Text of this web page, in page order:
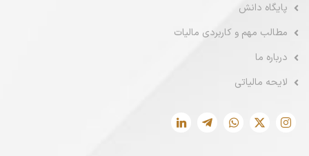
پایگاه دانش
مطالب مهم و کاربردی مالیات
درباره ما
لایحه مالیاتی